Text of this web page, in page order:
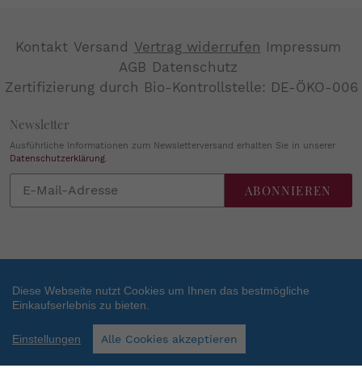
Kontakt Versand Vertrag widerrufen Impressum
AGB Datenschutz
Zertifizierung durch Bio-Kontrollstelle: DE-ÖKO-006
Newsletter
Ausführliche Informationen zum Newsletterversand erhalten Sie in unserer
Datenschutzerklärung.
Sie
ABONNIEREN
Zahlungsarten
FacebookInstagram
Diese Webseite nutzt Cookies um Ihnen das bestmögliche
Einkaufserlebnis zu bieten.
Einstellungen Alle Cookies akzeptieren
SEHR GUT (4.84 / 5)
aus
Bewertungen bei: shopvote.de ⓘ
Informationen zur Echtheit der Bewertungen